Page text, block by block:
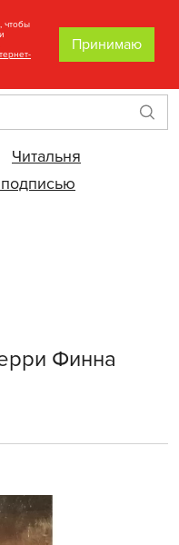
Читальня
Финна
чтобы
Принимаю